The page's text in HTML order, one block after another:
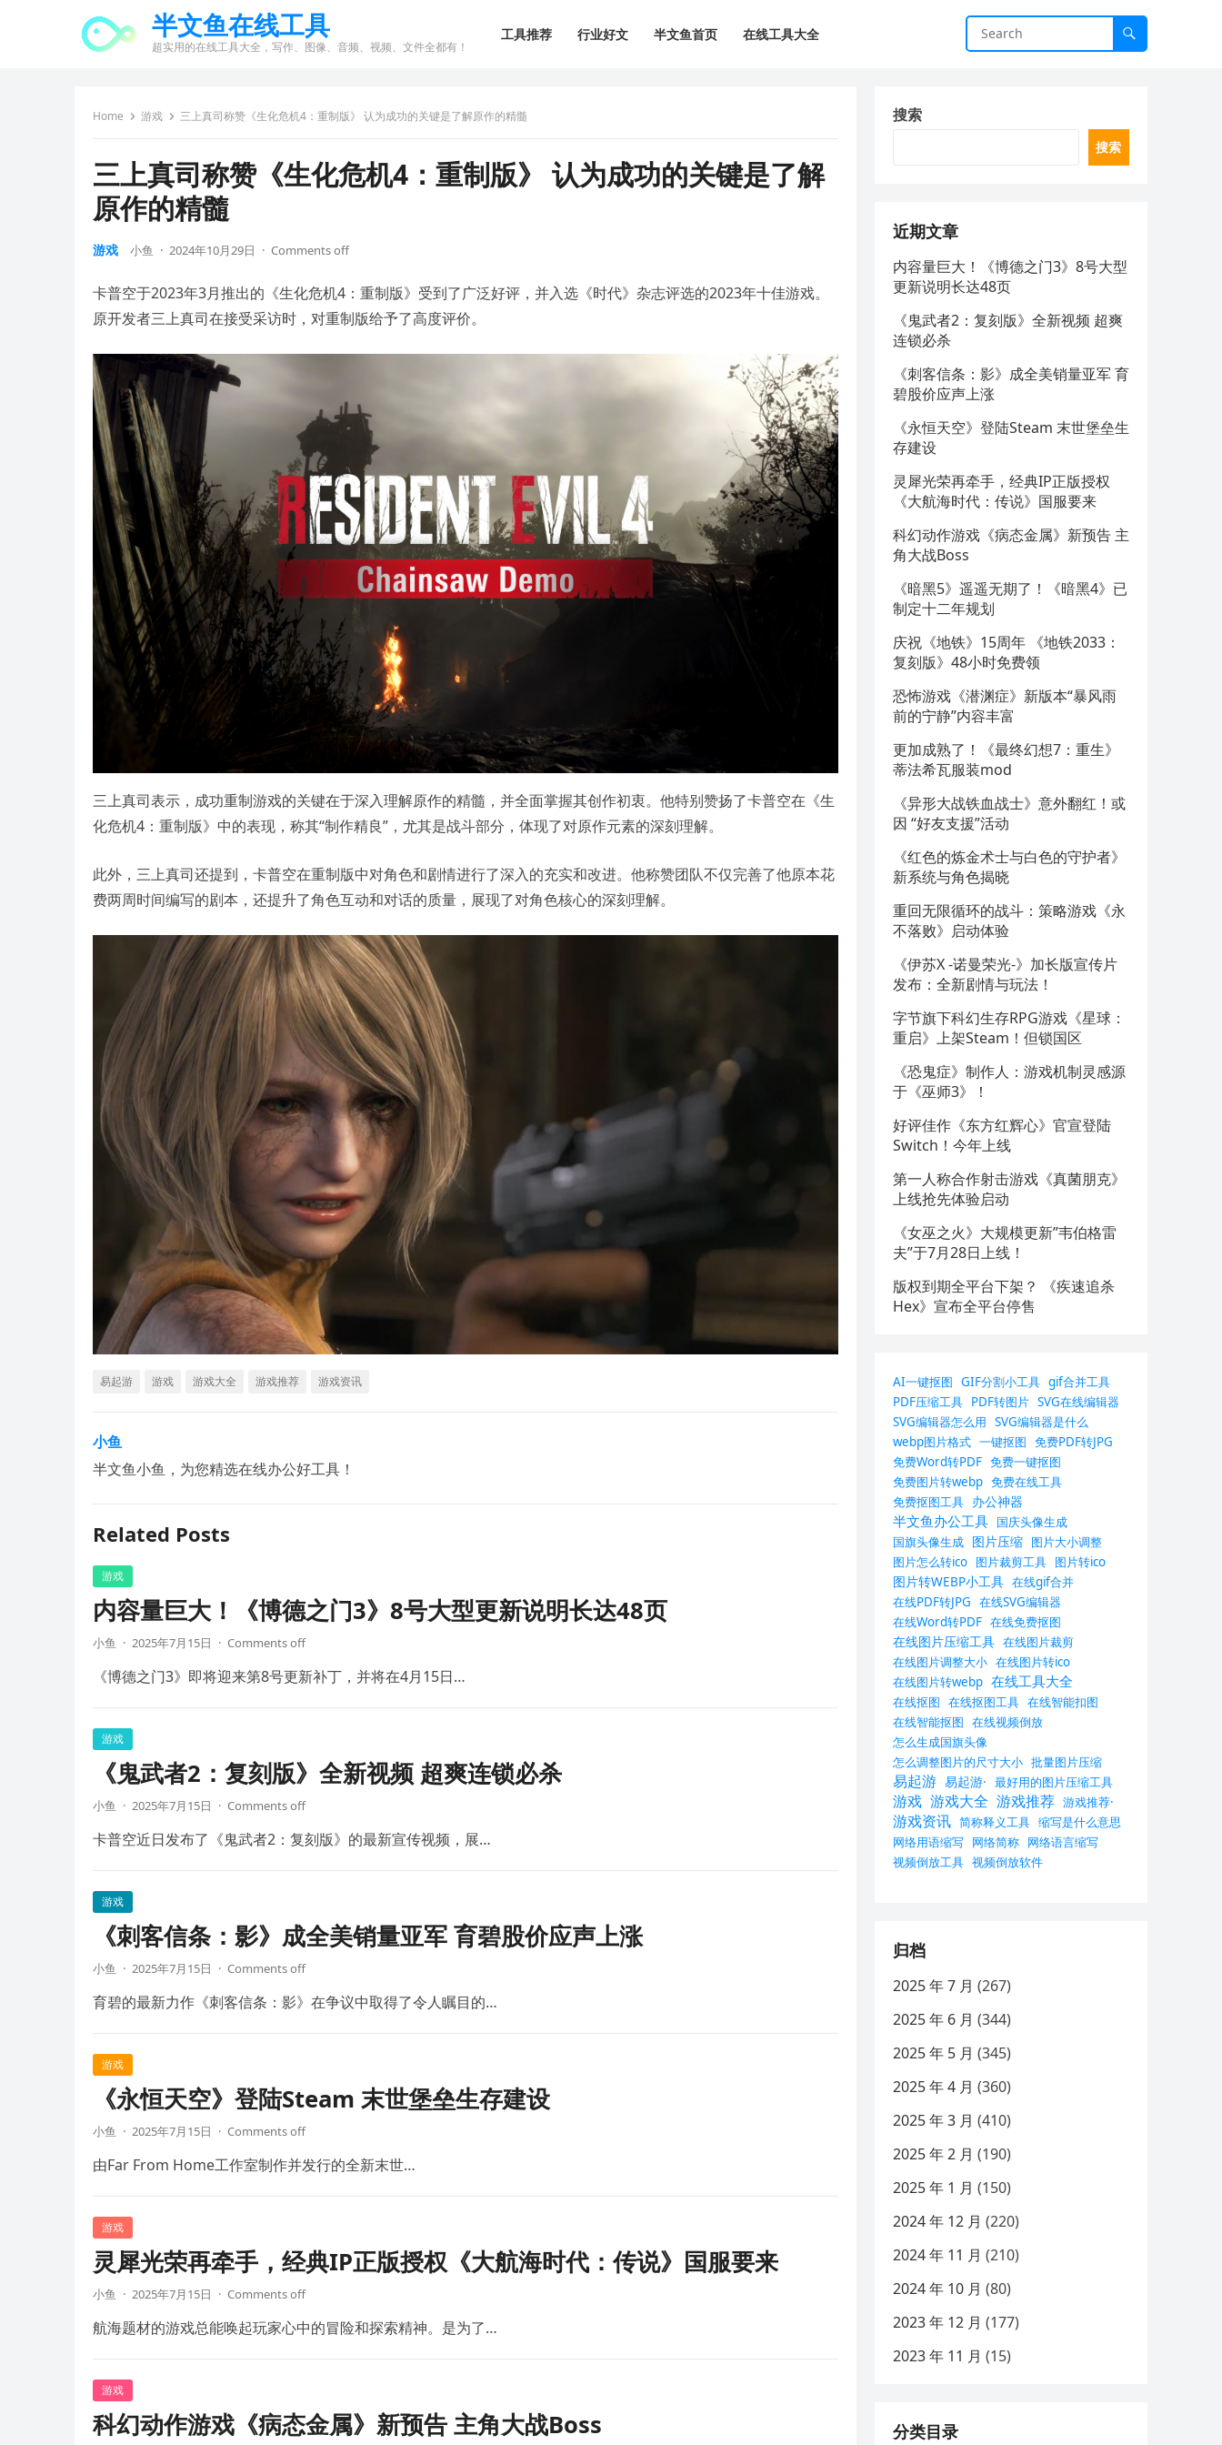
半文鱼在线工具
超实用的在线工具大全，写作、图像、音频、视频、文件全都有！
工具推荐 行业好文 半文鱼首页 在线工具大全
Home 游戏 三上真司称赞《生化危机4：重制版》 认为成功的关键是了解原作的精髓
三上真司称赞《生化危机4：重制版》 认为成功的关键是了解
原作的精髓
游戏 小鱼 · 2024年10月29日 · Comments off
卡普空于2023年3月推出的《生化危机4：重制版》受到了广泛好评，并入选《时代》杂志评选的2023年十佳游戏。
原开发者三上真司在接受采访时，对重制版给予了高度评价。
三上真司表示，成功重制游戏的关键在于深入理解原作的精髓，并全面掌握其创作初衷。他特别赞扬了卡普空在《生
化危机4：重制版》中的表现，称其“制作精良”，尤其是战斗部分，体现了对原作元素的深刻理解。
此外，三上真司还提到，卡普空在重制版中对角色和剧情进行了深入的充实和改进。他称赞团队不仅完善了他原本花
费两周时间编写的剧本，还提升了角色互动和对话的质量，展现了对角色核心的深刻理解。
易起游 游戏 游戏大全 游戏推荐 游戏资讯
小鱼
半文鱼小鱼，为您精选在线办公好工具！
Related Posts
游戏
内容量巨大！《博德之门3》8号大型更新说明长达48页
小鱼 · 2025年7月15日 · Comments off
《博德之门3》即将迎来第8号更新补丁，并将在4月15日…
游戏
《鬼武者2：复刻版》全新视频 超爽连锁必杀
小鱼 · 2025年7月15日 · Comments off
卡普空近日发布了《鬼武者2：复刻版》的最新宣传视频，展…
游戏
《刺客信条：影》成全美销量亚军 育碧股价应声上涨
小鱼 · 2025年7月15日 · Comments off
育碧的最新力作《刺客信条：影》在争议中取得了令人瞩目的…
游戏
《永恒天空》登陆Steam 末世堡垒生存建设
小鱼 · 2025年7月15日 · Comments off
由Far From Home工作室制作并发行的全新末世…
游戏
灵犀光荣再牵手，经典IP正版授权《大航海时代：传说》国服要来
小鱼 · 2025年7月15日 · Comments off
航海题材的游戏总能唤起玩家心中的冒险和探索精神。是为了…
游戏
科幻动作游戏《病态金属》新预告 主角大战Boss
搜索
搜索
近期文章
内容量巨大！《博德之门3》8号大型
更新说明长达48页
《鬼武者2：复刻版》全新视频 超爽
连锁必杀
《刺客信条：影》成全美销量亚军 育
碧股价应声上涨
《永恒天空》登陆Steam 末世堡垒生
存建设
灵犀光荣再牵手，经典IP正版授权
《大航海时代：传说》国服要来
科幻动作游戏《病态金属》新预告 主
角大战Boss
《暗黑5》遥遥无期了！《暗黑4》已
制定十二年规划
庆祝《地铁》15周年 《地铁2033：
复刻版》48小时免费领
恐怖游戏《潜渊症》新版本“暴风雨
前的宁静”内容丰富
更加成熟了！《最终幻想7：重生》
蒂法希瓦服装mod
《异形大战铁血战士》意外翻红！或
因 “好友支援”活动
《红色的炼金术士与白色的守护者》
新系统与角色揭晓
重回无限循环的战斗：策略游戏《永
不落败》启动体验
《伊苏X -诺曼荣光-》加长版宣传片
发布：全新剧情与玩法！
字节旗下科幻生存RPG游戏《星球：
重启》上架Steam！但锁国区
《恐鬼症》制作人：游戏机制灵感源
于《巫师3》！
好评佳作《东方红辉心》官宣登陆
Switch！今年上线
第一人称合作射击游戏《真菌朋克》
上线抢先体验启动
《女巫之火》大规模更新”韦伯格雷
夫”于7月28日上线！
版权到期全平台下架？ 《疾速追杀
Hex》宣布全平台停售
AI一键抠图 GIF分割小工具 gif合并工具
PDF压缩工具 PDF转图片 SVG在线编辑器
SVG编辑器怎么用 SVG编辑器是什么
webp图片格式 一键抠图 免费PDF转JPG
免费Word转PDF 免费一键抠图
免费图片转webp 免费在线工具
免费抠图工具 办公神器
半文鱼办公工具 国庆头像生成
国旗头像生成 图片压缩 图片大小调整
图片怎么转ico 图片裁剪工具 图片转ico
图片转WEBP小工具 在线gif合并
在线PDF转JPG 在线SVG编辑器
在线Word转PDF 在线免费抠图
在线图片压缩工具 在线图片裁剪
在线图片调整大小 在线图片转ico
在线图片转webp 在线工具大全
在线抠图 在线抠图工具 在线智能扣图
在线智能抠图 在线视频倒放
怎么生成国旗头像
怎么调整图片的尺寸大小 批量图片压缩
易起游 易起游· 最好用的图片压缩工具
游戏 游戏大全 游戏推荐 游戏推荐·
游戏资讯 简称释义工具 缩写是什么意思
网络用语缩写 网络简称 网络语言缩写
视频倒放工具 视频倒放软件
归档
2025 年 7 月 (267)
2025 年 6 月 (344)
2025 年 5 月 (345)
2025 年 4 月 (360)
2025 年 3 月 (410)
2025 年 2 月 (190)
2025 年 1 月 (150)
2024 年 12 月 (220)
2024 年 11 月 (210)
2024 年 10 月 (80)
2023 年 12 月 (177)
2023 年 11 月 (15)
分类目录